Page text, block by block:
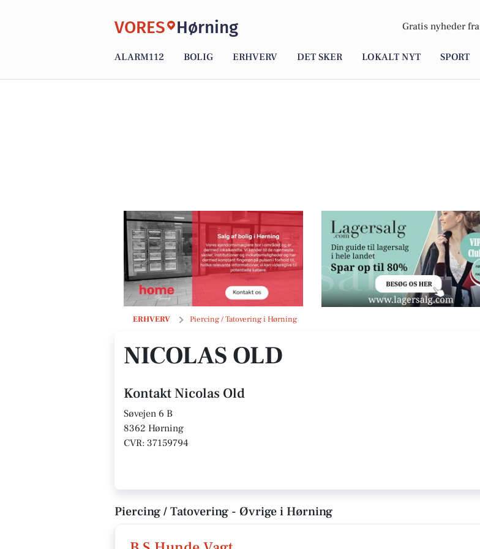
VORES Hørning Gratis nyheder fra
ALARM112 BOLIG ERHVERV DET SKER LOKALT NYT SPORT
ERHVERV Piercing / Tatovering i Hørning
Nicolas Old
NICOLAS OLD
Kontakt Nicolas Old
Søvejen 6 B
8362 Hørning
CVR: 37159794
Piercing / Tatovering - Øvrige i Hørning